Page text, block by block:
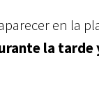
en la
la tarde